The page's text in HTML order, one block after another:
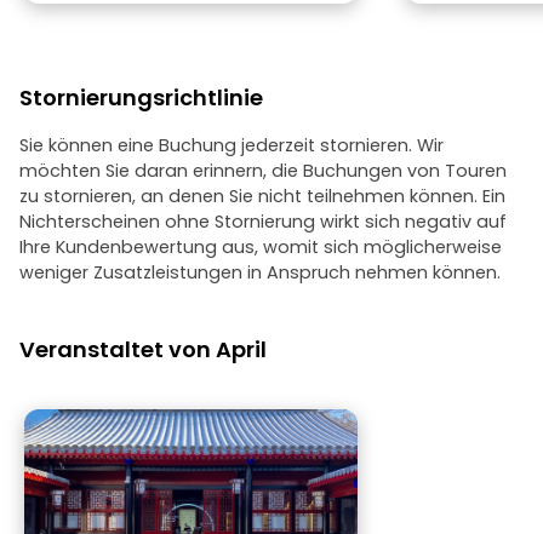
Stornierungsrichtlinie
Sie können eine Buchung jederzeit stornieren. Wir
möchten Sie daran erinnern, die Buchungen von Touren
zu stornieren, an denen Sie nicht teilnehmen können. Ein
Nichterscheinen ohne Stornierung wirkt sich negativ auf
Ihre Kundenbewertung aus, womit sich möglicherweise
weniger Zusatzleistungen in Anspruch nehmen können.
Veranstaltet von April